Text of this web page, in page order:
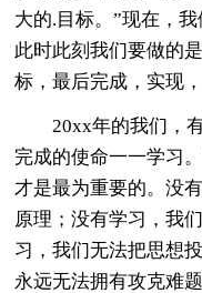
大的.目标。”现在，
此时此刻我们要做的
标，最后完成，实现
20xx年的我们，有
完成的使命一一学习
才是最为重要的。没
原理；没有学习，我
习，我们无法把思想
永远无法拥有攻克难